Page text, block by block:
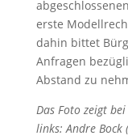
erste
dahin bittet
Anfragen
Abstand zu
Das Foto zeigt
links: Andre Bock